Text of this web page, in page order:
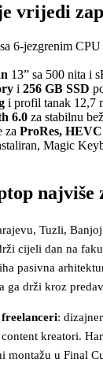
vrijedi
sa 6-jezgrenim
13” sa 500 nita i
i 256 GB SSD
i profil tanak 12,7
6.0 za stabilnu
za ProRes,
Magic
najviše
Tuzli,
cijeli dan na
pasivna
ga drži kroz
:
kreatori.
montažu u Final